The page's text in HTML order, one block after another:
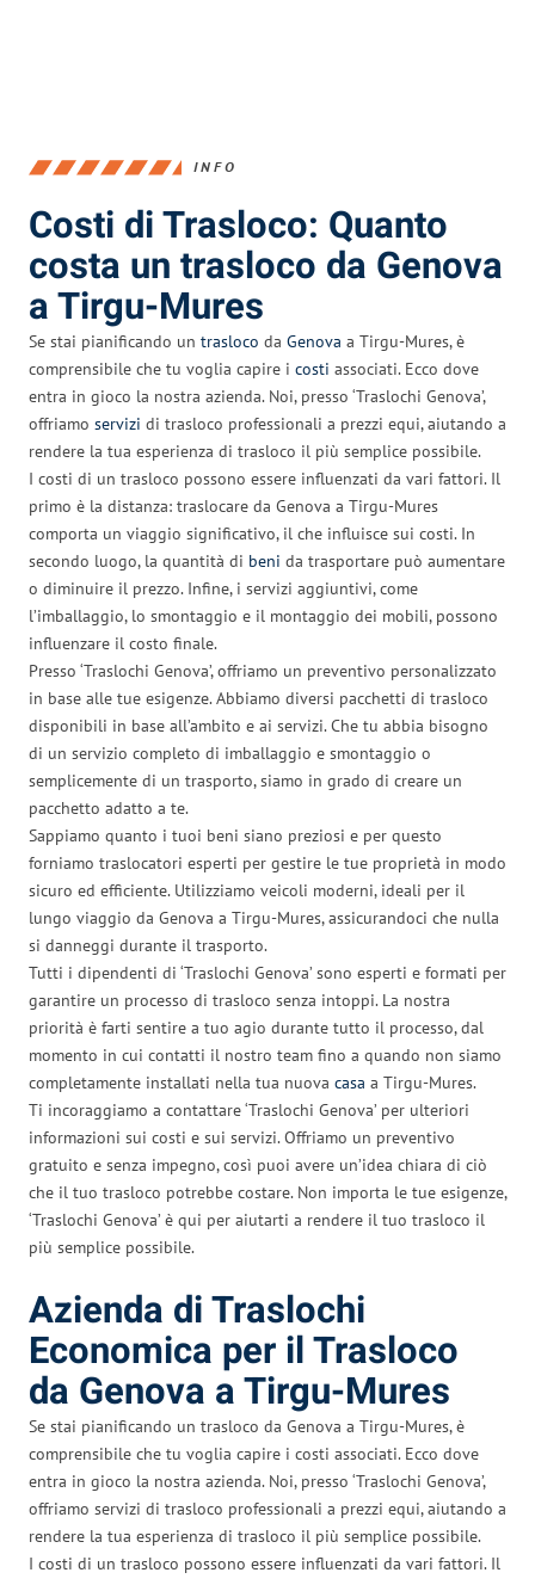
INFO
Costi di Trasloco: Quanto
costa un trasloco da Genova
a Tirgu-Mures
Se stai pianificando un trasloco da Genova a Tirgu-Mures, è
comprensibile che tu voglia capire i costi associati. Ecco dove
entra in gioco la nostra azienda. Noi, presso ‘Traslochi Genova’,
offriamo servizi di trasloco professionali a prezzi equi, aiutando a
rendere la tua esperienza di trasloco il più semplice possibile.
I costi di un trasloco possono essere influenzati da vari fattori. Il
primo è la distanza: traslocare da Genova a Tirgu-Mures
comporta un viaggio significativo, il che influisce sui costi. In
secondo luogo, la quantità di beni da trasportare può aumentare
o diminuire il prezzo. Infine, i servizi aggiuntivi, come
l’imballaggio, lo smontaggio e il montaggio dei mobili, possono
influenzare il costo finale.
Presso ‘Traslochi Genova’, offriamo un preventivo personalizzato
in base alle tue esigenze. Abbiamo diversi pacchetti di trasloco
disponibili in base all’ambito e ai servizi. Che tu abbia bisogno
di un servizio completo di imballaggio e smontaggio o
semplicemente di un trasporto, siamo in grado di creare un
pacchetto adatto a te.
Sappiamo quanto i tuoi beni siano preziosi e per questo
forniamo traslocatori esperti per gestire le tue proprietà in modo
sicuro ed efficiente. Utilizziamo veicoli moderni, ideali per il
lungo viaggio da Genova a Tirgu-Mures, assicurandoci che nulla
si danneggi durante il trasporto.
Tutti i dipendenti di ‘Traslochi Genova’ sono esperti e formati per
garantire un processo di trasloco senza intoppi. La nostra
priorità è farti sentire a tuo agio durante tutto il processo, dal
momento in cui contatti il nostro team fino a quando non siamo
completamente installati nella tua nuova casa a Tirgu-Mures.
Ti incoraggiamo a contattare ‘Traslochi Genova’ per ulteriori
informazioni sui costi e sui servizi. Offriamo un preventivo
gratuito e senza impegno, così puoi avere un’idea chiara di ciò
che il tuo trasloco potrebbe costare. Non importa le tue esigenze,
‘Traslochi Genova’ è qui per aiutarti a rendere il tuo trasloco il
più semplice possibile.
Azienda di Traslochi
Economica per il Trasloco
da Genova a Tirgu-Mures
Se stai pianificando un trasloco da Genova a Tirgu-Mures, è
comprensibile che tu voglia capire i costi associati. Ecco dove
entra in gioco la nostra azienda. Noi, presso ‘Traslochi Genova’,
offriamo servizi di trasloco professionali a prezzi equi, aiutando a
rendere la tua esperienza di trasloco il più semplice possibile.
I costi di un trasloco possono essere influenzati da vari fattori. Il